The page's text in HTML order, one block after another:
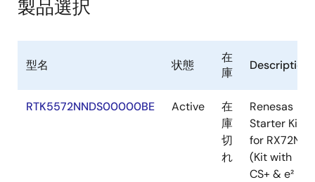
製品選択
型名 状態
在
庫
Description
RTK5572NNDS00000BE Active
在
庫
切
れ
Renesas
Starter Kit+
for RX72N
(Kit with
CS+ & e²